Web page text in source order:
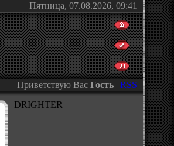
Пятница, 07.08.2026, 09:41
Приветствую Вас Гость | RSS
DRIGHTER